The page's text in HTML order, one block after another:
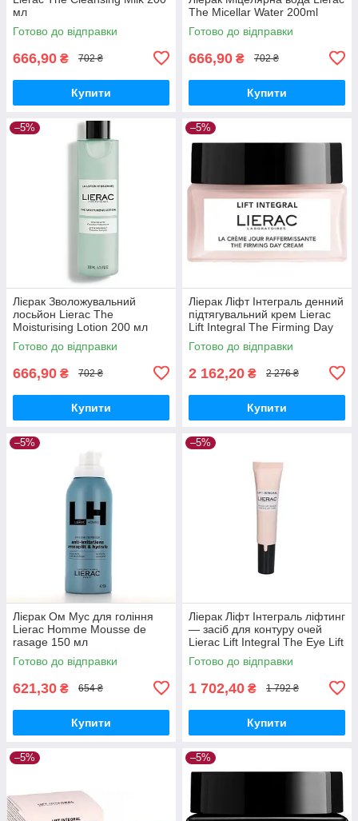
мл
Готово до відправки
666,90 ₴ 702 ₴
Купити
The Micellar Water 200ml
Готово до відправки
666,90 ₴ 702 ₴
Купити
–5%
Лієрак Зволожувальний
лосьйон Lierac The
Moisturising Lotion 200 мл
Готово до відправки
666,90 ₴ 702 ₴
Купити
–5%
Ліерак Ліфт Інтеграль денний
підтягувальний крем Lierac
Lift Integral The Firming Day
Cream 50 мл
Готово до відправки
2 162,20 ₴ 2 276 ₴
Купити
–5%
Лієрак Ом Мус для гоління
Lierac Homme Mousse de
rasage 150 мл
Готово до відправки
621,30 ₴ 654 ₴
Купити
–5%
Ліерак Ліфт Інтеграль ліфтинг
— засіб для контуру очей
Lierac Lift Integral The Eye Lift
Care 15 мл
Готово до відправки
1 702,40 ₴ 1 792 ₴
Купити
–5% –5%